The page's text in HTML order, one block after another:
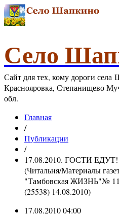
Село
Сайт для тех, кому дороги
Краснояровка, Степанищево
обл.
Главная
/
Публикации
/
17.08.2010. ГОСТИ ЕДУТ!
(Читальня/Материалы
"Тамбовская ЖИЗНЬ"№
(25538) 14.08.2010)
17.08.2010 04:00